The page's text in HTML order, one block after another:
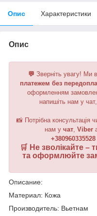
Опис Характеристики
Опис
💬 Зверніть увагу! Ми
платежем без
оформленням
напишіть нам у
📸 Потрібна консультація
нам у чат Viber
+380960335528
🛒 Не зволікайте –
та оформлюйте
Описание:
Материал: Кожа
Производитель: Вьетнам